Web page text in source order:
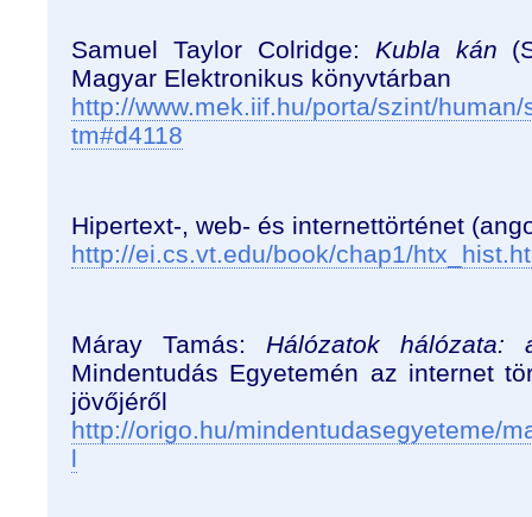
Samuel Taylor Colridge: Kubla kán
Magyar Elektronikus könyvtárban
http://www.mek.iif.hu/porta/szint/
tm#d4118
Hipertext-, web- és internettörténet
http://ei.cs.vt.edu/book/chap1/
Máray Tamás: Hálózatok
Mindentudás Egyetemén az internet
jövőjéről
http://origo.hu/mindentudasegyeteme/
l